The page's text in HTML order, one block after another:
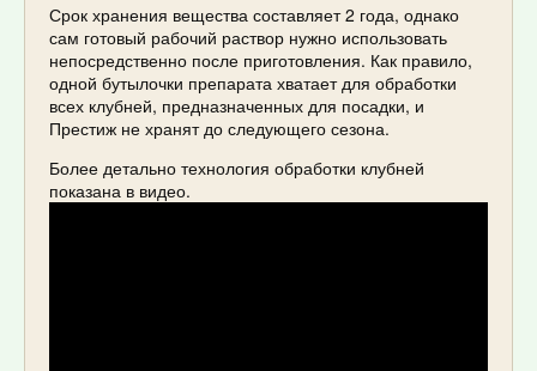
Срок хранения вещества составляет 2 года, однако
сам готовый рабочий раствор нужно использовать
непосредственно после приготовления. Как правило,
одной бутылочки препарата хватает для обработки
всех клубней, предназначенных для посадки, и
Престиж не хранят до следующего сезона.
Более детально технология обработки клубней
показана в видео.